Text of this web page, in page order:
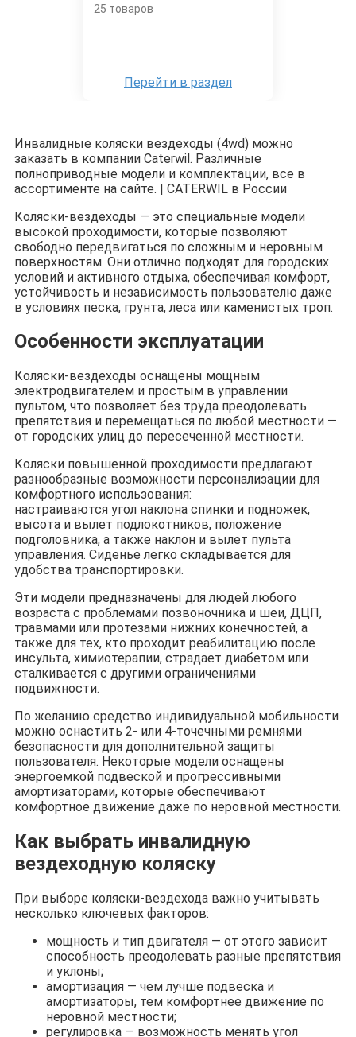
25 товаров
Перейти в раздел
Инвалидные коляски вездеходы (4wd) можно
заказать в компании Caterwil. Различные
полноприводные модели и комплектации, все в
ассортименте на сайте. | CATERWIL в России
Коляски-вездеходы — это специальные модели
высокой проходимости, которые позволяют
свободно передвигаться по сложным и неровным
поверхностям. Они отлично подходят для городских
условий и активного отдыха, обеспечивая комфорт,
устойчивость и независимость пользователю даже
в условиях песка, грунта, леса или каменистых троп.
Особенности эксплуатации
Коляски-вездеходы оснащены мощным
электродвигателем и простым в управлении
пультом, что позволяет без труда преодолевать
препятствия и перемещаться по любой местности —
от городских улиц до пересеченной местности.
Коляски повышенной проходимости предлагают
разнообразные возможности персонализации для
комфортного использования:
настраиваются угол наклона спинки и подножек,
высота и вылет подлокотников, положение
подголовника, а также наклон и вылет пульта
управления. Сиденье легко складывается для
удобства транспортировки.
Эти модели предназначены для людей любого
возраста с проблемами позвоночника и шеи, ДЦП,
травмами или протезами нижних конечностей, а
также для тех, кто проходит реабилитацию после
инсульта, химиотерапии, страдает диабетом или
сталкивается с другими ограничениями
подвижности.
По желанию средство индивидуальной мобильности
можно оснастить 2- или 4-точечными ремнями
безопасности для дополнительной защиты
пользователя. Некоторые модели оснащены
энергоемкой подвеской и прогрессивными
амортизаторами, которые обеспечивают
комфортное движение даже по неровной местности.
Как выбрать инвалидную
вездеходную коляску
При выборе коляски-вездехода важно учитывать
несколько ключевых факторов:
мощность и тип двигателя — от этого зависит
способность преодолевать разные препятствия
и уклоны;
амортизация — чем лучше подвеска и
амортизаторы, тем комфортнее движение по
неровной местности;
регулировка — возможность менять угол